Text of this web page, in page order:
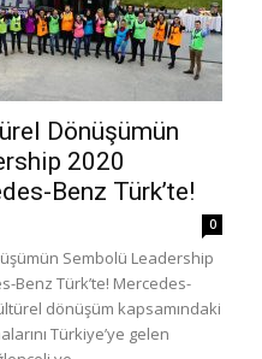
Dönüşümün
2020
Benz Türk’te!
0
Sembolü Leadership
Benz Türk’te! Mercedes-
dönüşüm kapsamındaki
Türkiye’ye gelen